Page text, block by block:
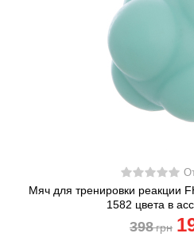
Мяч для тренировки реакции
1582 цвета в
398грн